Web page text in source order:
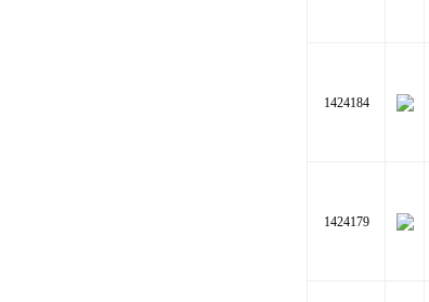
1424184
1424179